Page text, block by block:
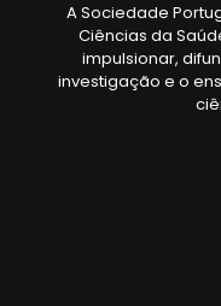
A Sociedade
Ciências da
impulsionar,
investigação e o